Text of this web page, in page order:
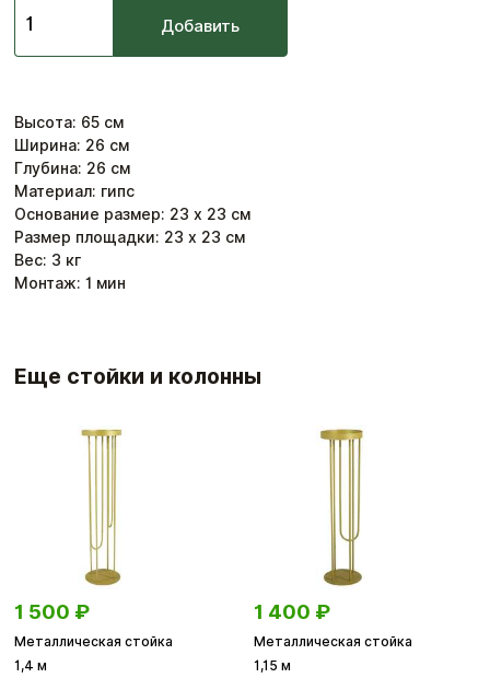
Добавить
Высота: 65 см
Ширина: 26 см
Глубина: 26 см
Материал: гипс
Основание размер: 23 х 23 см
Размер площадки: 23 х 23 см
Вес: 3 кг
Монтаж: 1 мин
Еще стойки и колонны
1 500 ₽
Металлическая стойка
1,4 м
1 400 ₽
Металлическая стойка
1,15 м